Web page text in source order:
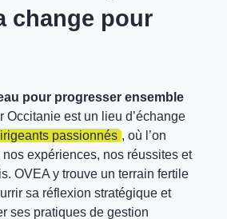
change pour
pour progresser ensemble
Occitanie est un lieu d’échange
passionnés , où l’on
nos expériences, nos réussites et
OVEA y trouve un terrain fertile
sa réflexion stratégique et
ses pratiques de gestion